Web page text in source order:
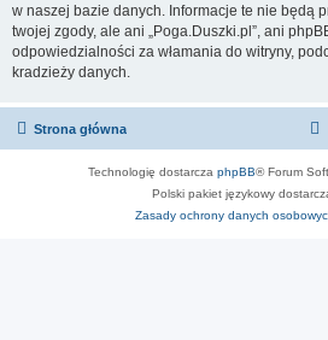
w naszej bazie danych. Informacje te nie będą
twojej zgody, ale ani „Poga.Duszki.pl”, ani
odpowiedzialności za włamania do witryny,
kradzieży danych.
Strona główna
Technologię dostarcza phpBB® Forum
Polski pakiet językowy
Zasady ochrony danych